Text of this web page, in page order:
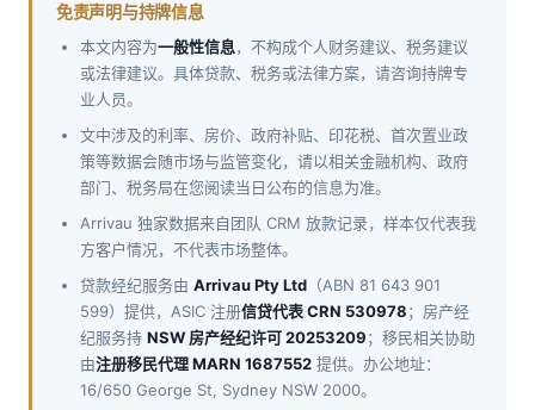
免责声明与持牌信息
本文内容为一般性信息，不构成个人财务建议、税务建议
或法律建议。具体贷款、税务或法律方案，请咨询持牌专
业人员。
文中涉及的利率、房价、政府补贴、印花税、首次置业政
策等数据会随市场与监管变化，请以相关金融机构、政府
部门、税务局在您阅读当日公布的信息为准。
Arrivau 独家数据来自团队 CRM 放款记录，样本仅代表我
方客户情况，不代表市场整体。
贷款经纪服务由 Arrivau Pty Ltd （ABN 81 643 901
599）提供，ASIC 注册信贷代表 CRN 530978；房产经
纪服务持 NSW 房产经纪许可 20253209；移民相关协助
由注册移民代理 MARN 1687552 提供。办公地址：
16/650 George St, Sydney NSW 2000。